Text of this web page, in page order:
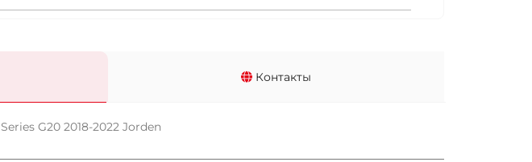
Контакты
G20 2018-2022 Jorden